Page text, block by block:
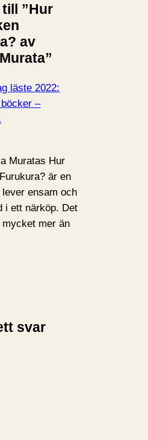
”Hur
av
läste 2022:
–
Muratas Hur
är en
ensam och
i ett närköp. Det
mycket mer än
svar